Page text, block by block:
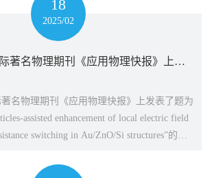
18
2025/02
我院硕士生在国际著名物理期刊《应用物理快报》上发表学术论文
名物理期刊《应用物理快报》上发表了题为
assisted enhancement of local electric field
switching in Au/ZnO/Si structures”的最
，通讯作者为陈明明副教授和张成林金山青